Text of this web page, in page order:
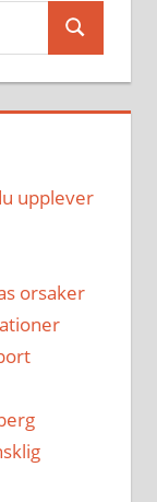
Sök
upplever
orsaker